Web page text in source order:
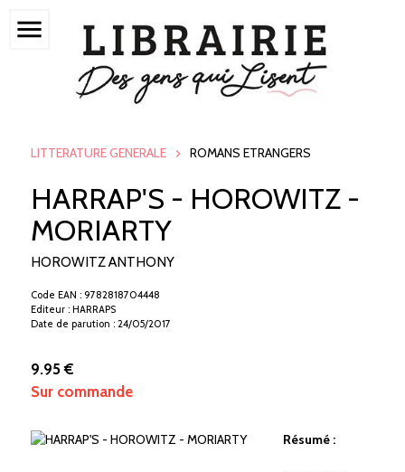
menu
LITTERATURE GENERALE ROMANS ETRANGERS
HARRAP'S - HOROWITZ -
MORIARTY
HOROWITZ ANTHONY
Code EAN : 9782818704448
Editeur : HARRAPS
Date de parution : 24/05/2017
9.95 €
Sur commande
Résumé :